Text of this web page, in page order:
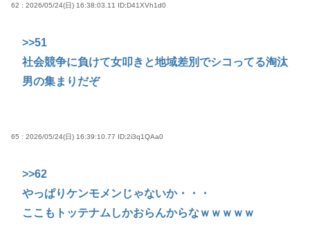
62 : 2026/05/24(日) 16:38:03.11 ID:D41XVh1d0
>>51
社会競争に負けて女叩きと地域差別でシコってる淘汰
男の集まりだぞ
65 : 2026/05/24(日) 16:39:10.77 ID:2i3q1QAa0
>>62
やっぱりケンモメンじゃないか・・・
ここもトッテナムしかおらんからなｗｗｗｗｗ